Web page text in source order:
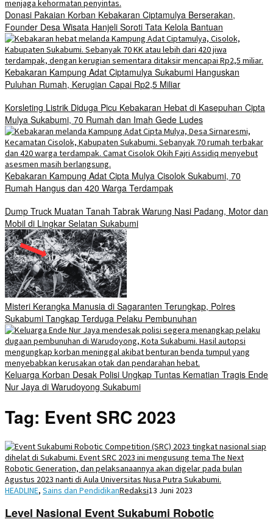
Donasi Pakaian Korban Kebakaran Ciptamulya Berserakan,
Founder Desa Wisata Hanjeli Soroti Tata Kelola Bantuan
Kebakaran Kampung Adat Ciptamulya Sukabumi Hanguskan
Puluhan Rumah, Kerugian Capai Rp2,5 Miliar
Korsleting Listrik Diduga Picu Kebakaran Hebat di Kasepuhan Cipta
Mulya Sukabumi, 70 Rumah dan Imah Gede Ludes
Kebakaran Kampung Adat Cipta Mulya Cisolok Sukabumi, 70
Rumah Hangus dan 420 Warga Terdampak
Dump Truck Muatan Tanah Tabrak Warung Nasi Padang, Motor dan
Mobil di Lingkar Selatan Sukabumi
Misteri Kerangka Manusia di Sagaranten Terungkap, Polres
Sukabumi Tangkap Terduga Pelaku Pembunuhan
Keluarga Korban Desak Polisi Ungkap Tuntas Kematian Tragis Ende
Nur Jaya di Warudoyong Sukabumi
Tag: Event SRC 2023
HEADLINE, Sains dan PendidikanRedaksi13 Juni 2023
Level Nasional Event Sukabumi Robotic